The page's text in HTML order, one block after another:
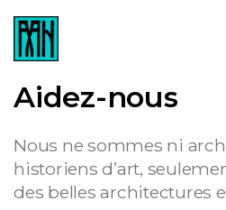
Aidez-nous
Nous ne sommes ni
historiens d’art,
des belles architectures